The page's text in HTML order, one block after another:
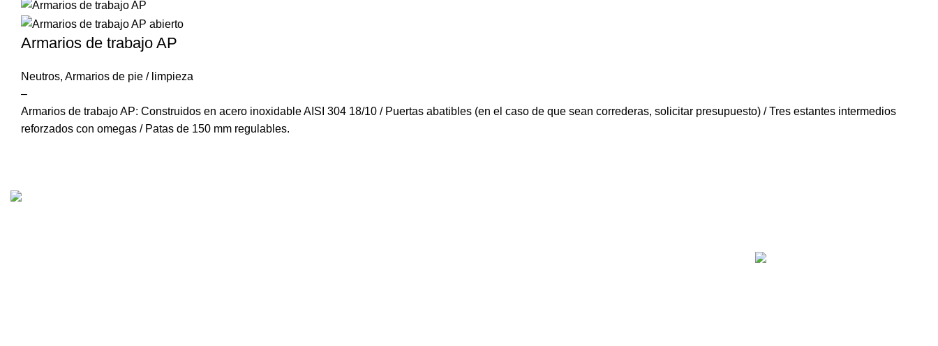
Armarios de trabajo AP
Neutros, Armarios de pie / limpieza
–
Armarios de trabajo AP: Construidos en acero inoxidable AISI 304 18/10 / Puertas abatibles (en el caso de que sean correderas, solicitar presupuesto) / Tres estantes intermedios
reforzados con omegas / Patas de 150 mm regulables.